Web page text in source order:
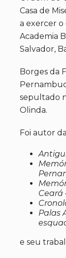
Casa de
a exercer o
Academia
Salvador,
Borges da
sepultado
Olinda.
Foi autor
Ceará
Palas
e seu